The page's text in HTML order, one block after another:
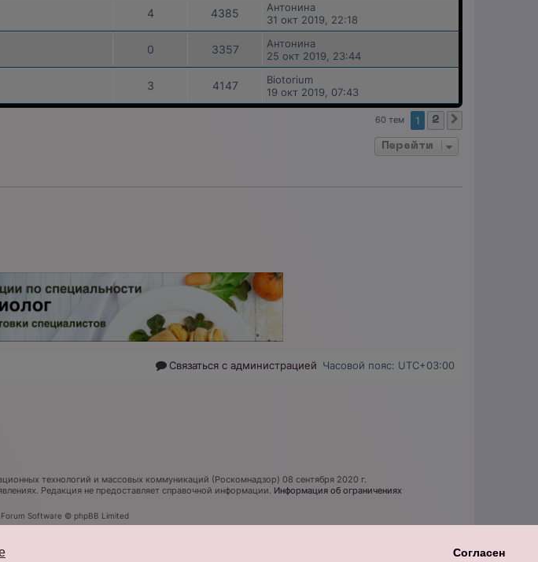
Согласен
4 4385
Антонина
31 окт 2019, 22:18
0 3357
Антонина
25 окт 2019, 23:44
3 4147
Biotorium
19 окт 2019, 07:43
60 тем 1 2
Перейти
Часовой пояс: UTC+03:00
Связаться с администрацией
технологий и массовых коммуникаций (Роскомнадзор) 08 сентября 2020 г.
Редакция не предоставляет справочной информации. Информация об ограничениях
Software © phpBB Limited